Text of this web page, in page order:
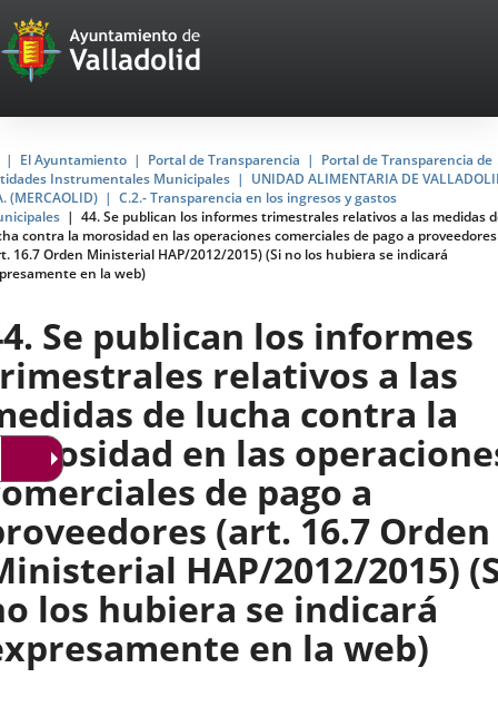
Portal
Web
del
Ayuntamiento
de
Valladolid
El Ayuntamiento Portal de Transparencia
Portal de Transparencia de
Instrumentales Municipales
UNIDAD ALIMENTARIA DE
(MERCAOLID)
C.2.- Transparencia en los ingresos y gastos
44. Se publican los informes trimestrales relativos a las medidas
contra la morosidad en las operaciones comerciales de pago a proveedores
16.7 Orden Ministerial HAP/2012/2015) (Si no los hubiera se indicará
en la web)
Se publican los informes
relativos a las
de lucha contra la
en las
de pago a
(art. 16.7 Orden
HAP/2012/2015)
los hubiera se indicará
en la web)